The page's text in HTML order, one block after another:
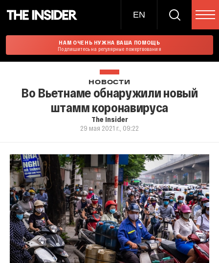
EN
НАМ ОЧЕНЬ НУЖНА ВАША ПОМОЩЬ
Подпишитесь на регулярные пожертвования
НОВОСТИ
Во Вьетнаме обнаружили новый
штамм коронавируса
The Insider
29 мая 2021 г., 09:22